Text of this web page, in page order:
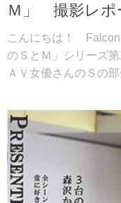
Ｍ」 撮影レポ
こんにちは！ Falcon
のＳとＭ」シリーズ
ＡＶ女優さんのＳの